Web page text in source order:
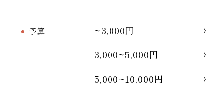
予算
~3,000円
3,000~5,000円
5,000~10,000円